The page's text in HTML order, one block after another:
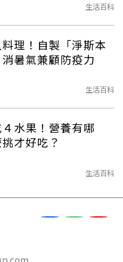
生活百科
理！自製「淨斯本
暑氣兼顧防疫力
生活百科
水果！營養有哪
才好吃？
生活百科